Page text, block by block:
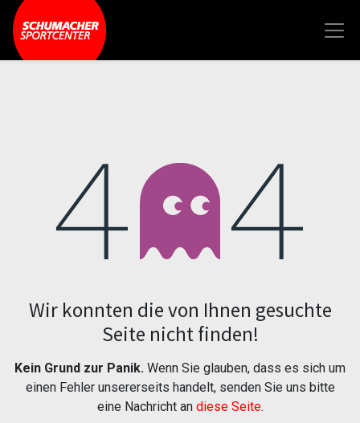
Fehler 404
Wir konnten die von Ihnen gesuchte
Seite nicht finden!
Kein Grund zur Panik. Wenn Sie glauben, dass es sich um
einen Fehler unsererseits handelt, senden Sie uns bitte
eine Nachricht an diese Seite.